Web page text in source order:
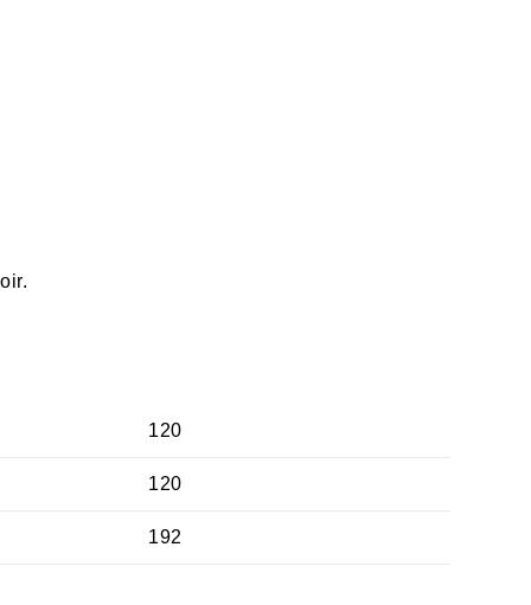
120
120
192